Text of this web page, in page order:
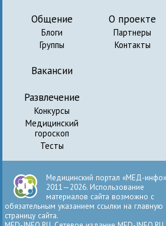
Общение
Блоги
Группы
Вакансии
Развлечение
Конкурсы
Медицинский
гороскоп
Тесты
О проекте
Партнеры
Контакты
Медицинский портал «МЕД-
2011—2026. Использование
материалов сайта возможно с
обязательным указанием ссылки на главную
страницу сайта.